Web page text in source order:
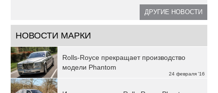
ДРУГИЕ НОВОСТИ
НОВОСТИ МАРКИ
24 февраля '16
Rolls-Royce прекращает производство
модели Phantom